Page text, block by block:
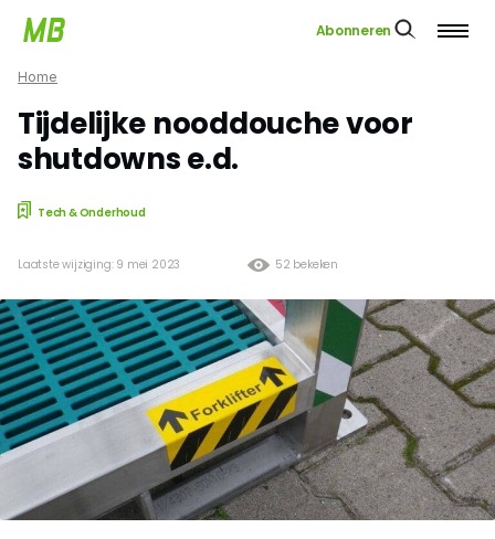
Abonneren
Home
Tijdelijke nooddouche voor
shutdowns e.d.
Tech & Onderhoud
52 bekeken
Laatste wijziging: 9 mei 2023